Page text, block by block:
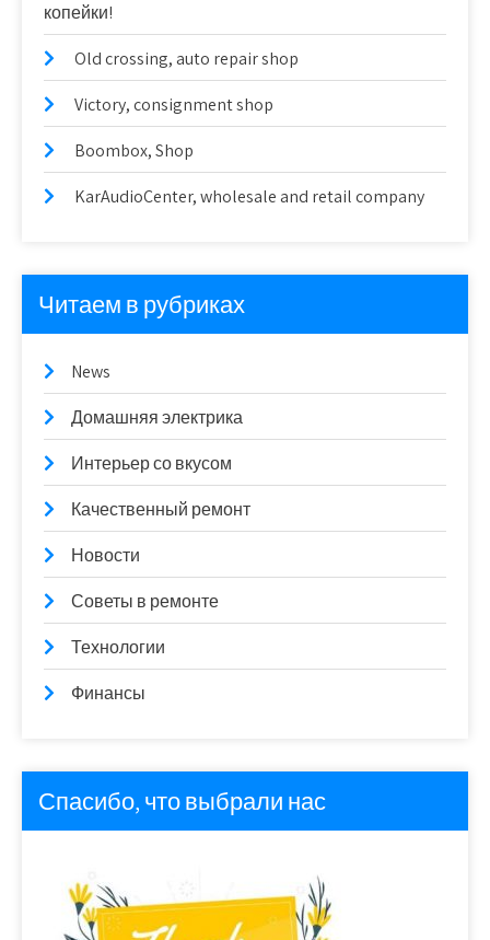
копейки!
Old crossing, auto repair shop
Victory, consignment shop
Boombox, Shop
KarAudioCenter, wholesale and retail company
Читаем в рубриках
News
Домашняя электрика
Интерьер со вкусом
Качественный ремонт
Новости
Советы в ремонте
Технологии
Финансы
Спасибо, что выбрали нас